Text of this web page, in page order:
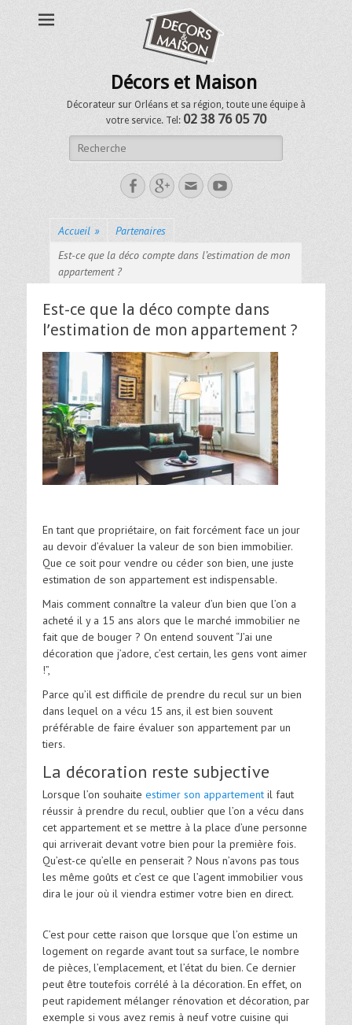
Décors et Maison
Décorateur sur Orléans et sa région, toute une équipe à
votre service. Tel: 02 38 76 05 70
Accueil »
Partenaires
Est-ce que la déco compte dans l’estimation de mon
appartement ?
Est-ce que la déco compte dans
l’estimation de mon appartement ?
En tant que propriétaire, on fait forcément face un jour
au devoir d’évaluer la valeur de son bien immobilier.
Que ce soit pour vendre ou céder son bien, une juste
estimation de son appartement est indispensable.
Mais comment connaître la valeur d’un bien que l’on a
acheté il y a 15 ans alors que le marché immobilier ne
fait que de bouger ? On entend souvent “J’ai une
décoration que j’adore, c’est certain, les gens vont aimer
!”,
Parce qu’il est difficile de prendre du recul sur un bien
dans lequel on a vécu 15 ans, il est bien souvent
préférable de faire évaluer son appartement par un
tiers.
La décoration reste subjective
Lorsque l’on souhaite estimer son appartement il faut
réussir à prendre du recul, oublier que l’on a vécu dans
cet appartement et se mettre à la place d’une personne
qui arriverait devant votre bien pour la première fois.
Qu’est-ce qu’elle en penserait ? Nous n’avons pas tous
les même goûts et c’est ce que l’agent immobilier vous
dira le jour où il viendra estimer votre bien en direct.
C’est pour cette raison que lorsque que l’on estime un
logement on regarde avant tout sa surface, le nombre
de pièces, l’emplacement, et l’état du bien. Ce dernier
peut être toutefois corrélé à la décoration. En effet, on
peut rapidement mélanger rénovation et décoration, par
exemple si vous avez remis à neuf votre cuisine qui